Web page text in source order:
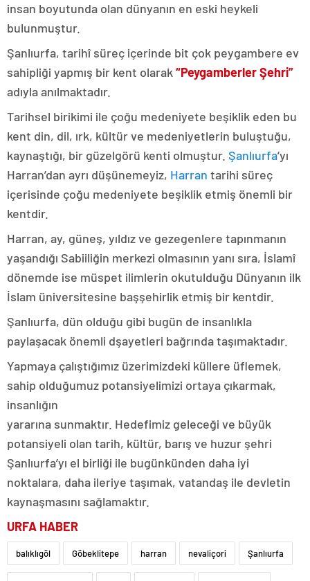
insan boyutunda olan dünyanın en eski heykeli
bulunmuştur.
Şanlıurfa, tarihî süreç içerinde bit çok peygambere ev
sahipliği yapmış bir kent olarak “Peygamberler Şehri”
adıyla anılmaktadır.
Tarihsel birikimi ile çoğu medeniyete beşiklik eden bu
kent din, dil, ırk, kültür ve medeniyetlerin buluştuğu,
kaynaştığı, bir güzelgörü kenti olmuştur. Şanlıurfa’yı
Harran’dan ayrı düşünemeyiz, Harran tarihi süreç
içerisinde çoğu medeniyete beşiklik etmiş önemli bir
kentdir.
Harran, ay, güneş, yıldız ve gezegenlere tapınmanın
yaşandığı Sabiiliğin merkezi olmasının yanı sıra, İslamî
dönemde ise müspet ilimlerin okutulduğu Dünyanın ilk
İslam üniversitesine başşehirlik etmiş bir kentdir.
Şanlıurfa, dün olduğu gibi bugün de insanlıkla
paylaşacak önemli dşayetleri bağrında taşımaktadır.
Yapmaya çalıştığımız üzerimizdeki küllere üflemek,
sahip olduğumuz potansiyelimizi ortaya çıkarmak,
insanlığın
yararına sunmaktır. Hedefimiz geleceği ve büyük
potansiyeli olan tarih, kültür, barış ve huzur şehri
Şanlıurfa’yı el birliği ile bugünkünden daha iyi
noktalara, daha ileriye taşımak, vatandaş ile devletin
kaynaşmasını sağlamaktır.
URFA HABER
balıklıgöl Göbeklitepe harran nevaliçori Şanlıurfa